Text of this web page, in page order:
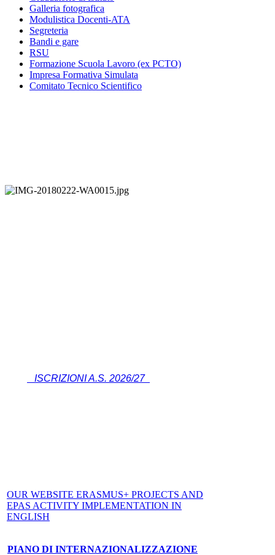
Galleria fotografica
Modulistica Docenti-ATA
Segreteria
Bandi e gare
RSU
Formazione Scuola Lavoro (ex PCTO)
Impresa Formativa Simulata
Comitato Tecnico Scientifico
ISCRIZIONI A.S. 2026/27
OUR WEBSITE ERASMUS+ PROJECTS AND
EPAS ACTIVITY IMPLEMENTATION IN
ENGLISH
PIANO DI INTERNAZIONALIZZAZIONE